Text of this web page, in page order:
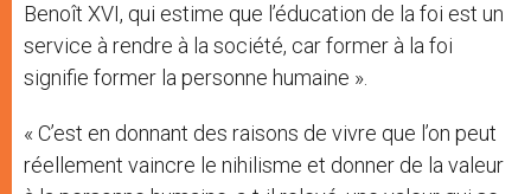
Benoît XVI, qui estime que l’éducation de la foi est un
service à rendre à la société, car former à la foi
signifie former la personne humaine ».
« C’est en donnant des raisons de vivre que l’on peut
réellement vaincre le nihilisme et donner de la valeur